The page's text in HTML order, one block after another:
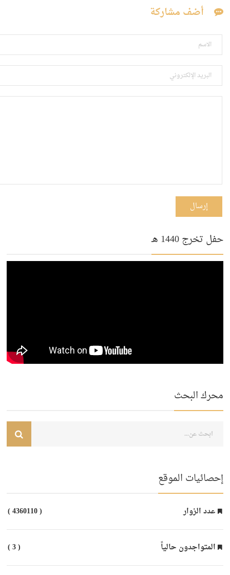
أضف مشاركة
إرسال
حفل تخرج 1440 هـ
محرك البحث
إحصائيات الموقع
عدد الزوار ( 4360110 )
المتواجدون حالياً ( 3 )